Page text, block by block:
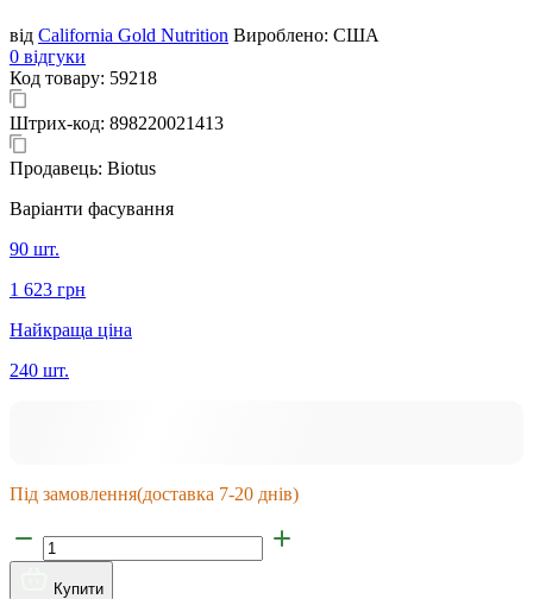
від California Gold Nutrition Вироблено: США
0 відгуки
Код товару: 59218
Штрих-код: 898220021413
Продавець: Biotus
Варіанти фасування
90 шт.
1 623 грн
Найкраща ціна
240 шт.
Під замовлення(доставка 7-20 днів)
Купити